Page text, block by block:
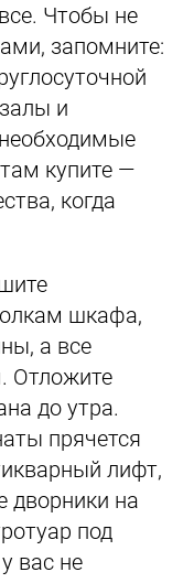
Чтобы не
запомните:
и
купите —
когда
шкафа,
а все
Отложите
до утра.
прячется
лифт,
дворники на
под
вас не